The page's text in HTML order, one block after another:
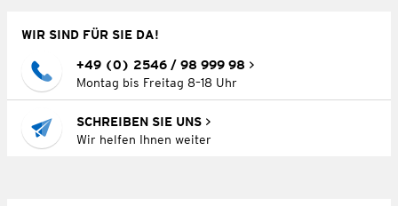
WIR SIND FÜR SIE DA!
+49 (0) 2546 / 98 999 98
Montag bis Freitag 8–18 Uhr
SCHREIBEN SIE UNS
Wir helfen Ihnen weiter